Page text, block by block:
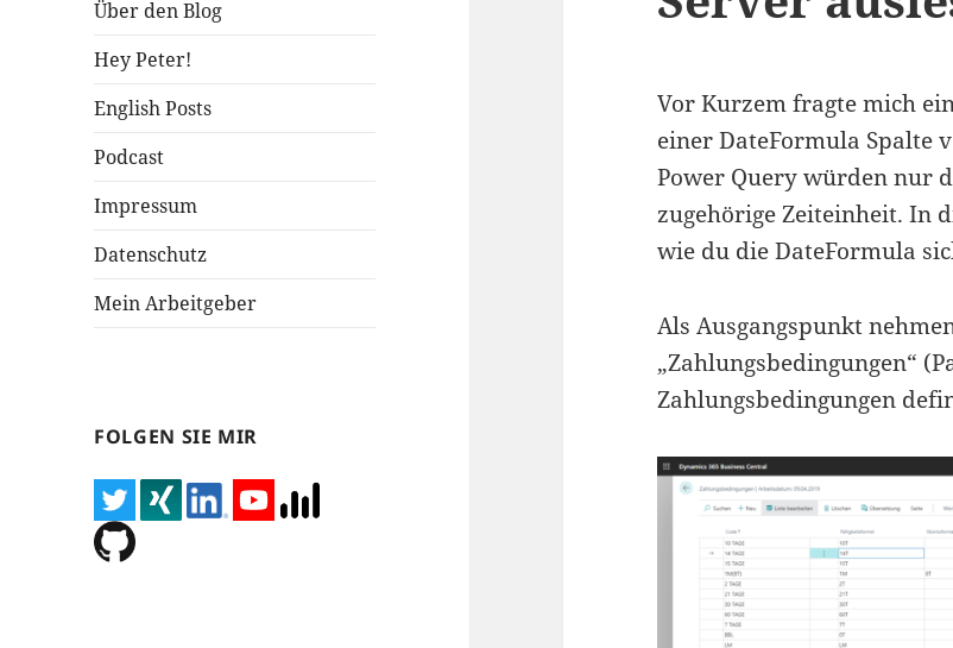
Über den Blog
Hey Peter!
English Posts
Podcast
Impressum
Datenschutz
Mein Arbeitgeber
FOLGEN SIE MIR
Vor Kurzem fragte mich
einer DateFormula Spalte
Power Query würden nur
zugehörige Zeiteinheit. In
wie du die DateFormula
Als Ausgangspunkt
„Zahlungsbedingungen“
Zahlungsbedingungen